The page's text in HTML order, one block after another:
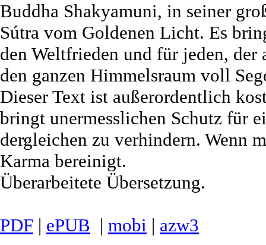
Buddha Shakyamuni, in seiner
Sútra vom Goldenen Licht. Es
den Weltfrieden und für jeden, der
den ganzen Himmelsraum voll
Dieser Text ist außerordentlich
bringt unermesslichen Schutz für
dergleichen zu verhindern. Wenn
Karma bereinigt.
Überarbeitete Übersetzung.
PDF | ePUB | mobi | azw3